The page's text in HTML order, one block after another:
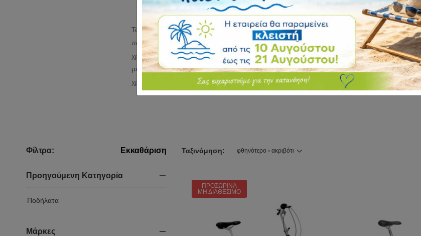
Τα σπαστάήαναδιπλούμενα ποδήλαταθα μας βοηθήσουν να πάμε στην εργασία μας
ποδήλατα
έχουν την δυνατότητα αναδίπλωσης και μπορούμε εύκολα να τα πάρουμε
χρησιμοποιήσουμε βγαίνοντας από αυτά. Επίσης τασπαστά ποδήλαταμπορούνε εύκολα
μέσα σε τσάντα μεταφοράς για την αποθήκευση τους σε περιορισμένο χώρο ή
χρησιμοποιούν στα λιμάνια που δένουν με τα σκάφη τους για ανεφοδιασμό ή αναψυχή.
Φίλτρα: Εκκαθάριση
Προηγούμενη Κατηγορία
Ποδήλατα
Μάρκες
Ταξινόμηση:
ΠΡΟΣΩΡΙΝΆ
ΜΗ ΔΙΑΘΈΣΙΜΟ